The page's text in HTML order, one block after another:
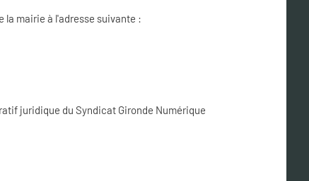
la mairie à l'adresse suivante :
juridique du Syndicat Gironde Numérique